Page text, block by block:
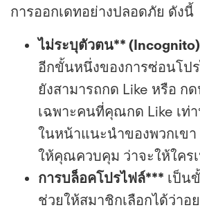
การออกเดทอย่างปลอดภัย ดังนี้
ไม่ระบุตัวตน** (Incognito)
อีกขั้นหนึ่งของการซ่อนโป
ยังสามารถกด Like หรือ ก
เฉพาะคนที่คุณกด Like เท่
ในหน้าแนะนำของพวกเข
ให้คุณควบคุม ว่าจะให้ใคร
การบล็อคโปรไฟล์*** เป็น
ช่วยให้สมาชิกเลือกได้ว่าอ